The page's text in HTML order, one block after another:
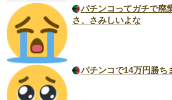
パチンコってガチで廃
さ、さみしいよな
パチンコで14万円勝ち